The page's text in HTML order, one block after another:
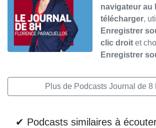
navigateur au
télécharger,
Enregistrer
clic droit et
Enregistrer
Plus de Podcasts Journal de 8
✔ Podcasts similaires à